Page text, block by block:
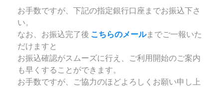
お手数ですが、下記の指定銀行口座までお振込下さ
い。
なお、お振込完了後 こちらのメールまでご一報いた
だけますと
お振込確認がスムーズに行え、ご利用開始のご案内
も早くすることができます。
お手数ですが、ご協力のほどよろしくお願い申し上